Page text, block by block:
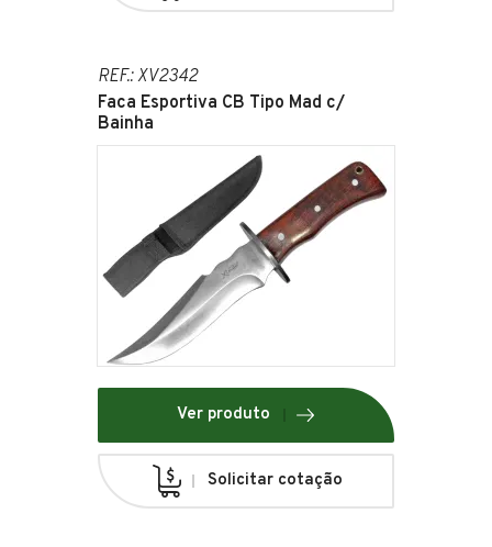
REF.: XV2342
Faca Esportiva CB Tipo Mad c/
Bainha
Ver produto
Solicitar cotação